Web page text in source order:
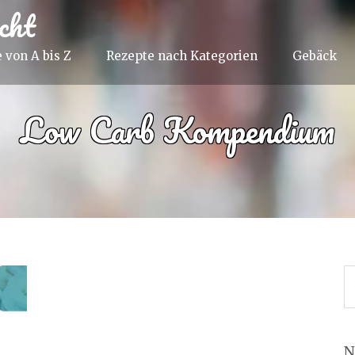
von A bis Z Rezepte nach Kategorien Gebäck
Low Carb Kompendium